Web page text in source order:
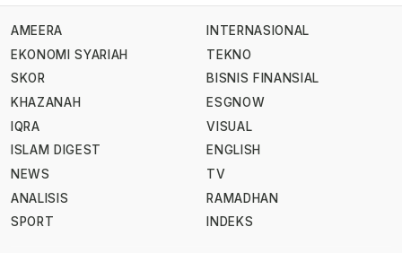
AMEERA
EKONOMI SYARIAH
SKOR
KHAZANAH
IQRA
ISLAM DIGEST
NEWS
ANALISIS
SPORT
INTERNASIONAL
TEKNO
BISNIS FINANSIAL
ESGNOW
VISUAL
ENGLISH
TV
RAMADHAN
INDEKS